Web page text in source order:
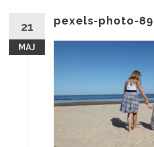
21
MAJ
pexels-photo-